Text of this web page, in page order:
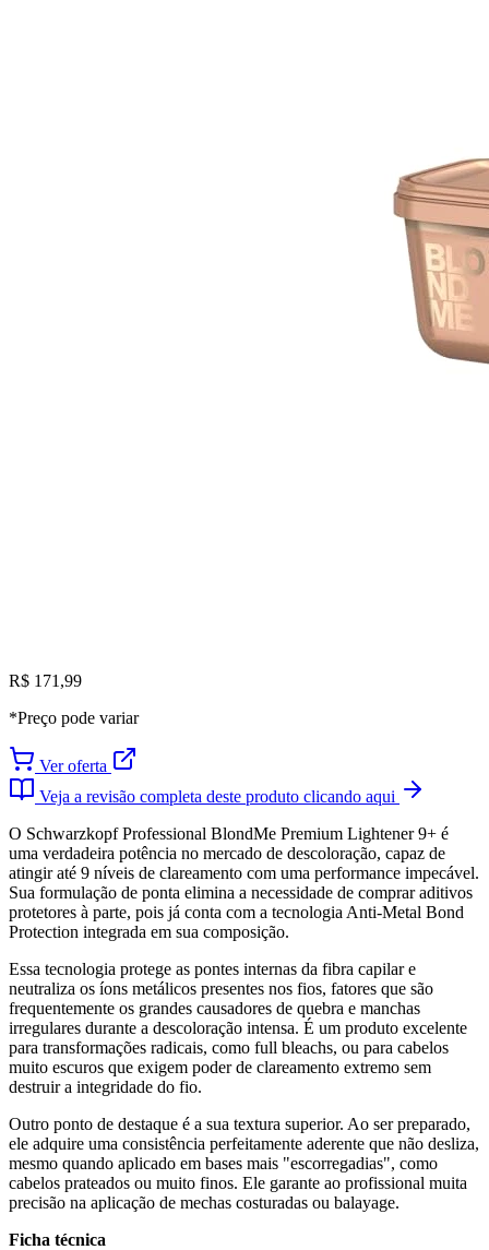
R$ 171,99
*Preço pode variar
Ver oferta
Veja a revisão completa deste produto clicando aqui
O Schwarzkopf Professional BlondMe Premium Lightener 9+ é
uma verdadeira potência no mercado de descoloração, capaz de
atingir até 9 níveis de clareamento com uma performance impecável.
Sua formulação de ponta elimina a necessidade de comprar aditivos
protetores à parte, pois já conta com a tecnologia Anti-Metal Bond
Protection integrada em sua composição.
Essa tecnologia protege as pontes internas da fibra capilar e
neutraliza os íons metálicos presentes nos fios, fatores que são
frequentemente os grandes causadores de quebra e manchas
irregulares durante a descoloração intensa. É um produto excelente
para transformações radicais, como full bleachs, ou para cabelos
muito escuros que exigem poder de clareamento extremo sem
destruir a integridade do fio.
Outro ponto de destaque é a sua textura superior. Ao ser preparado,
ele adquire uma consistência perfeitamente aderente que não desliza,
mesmo quando aplicado em bases mais "escorregadias", como
cabelos prateados ou muito finos. Ele garante ao profissional muita
precisão na aplicação de mechas costuradas ou balayage.
Ficha técnica